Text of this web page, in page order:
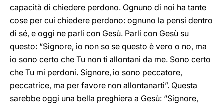
capacità di chiedere perdono. Ognuno di noi ha tante
cose per cui chiedere perdono: ognuno la pensi dentro
di sé, e oggi ne parli con Gesù. Parli con Gesù su
questo: “Signore, io non so se questo è vero o no, ma
io sono certo che Tu non ti allontani da me. Sono certo
che Tu mi perdoni. Signore, io sono peccatore,
peccatrice, ma per favore non allontanarti”. Questa
sarebbe oggi una bella preghiera a Gesù: “Signore,